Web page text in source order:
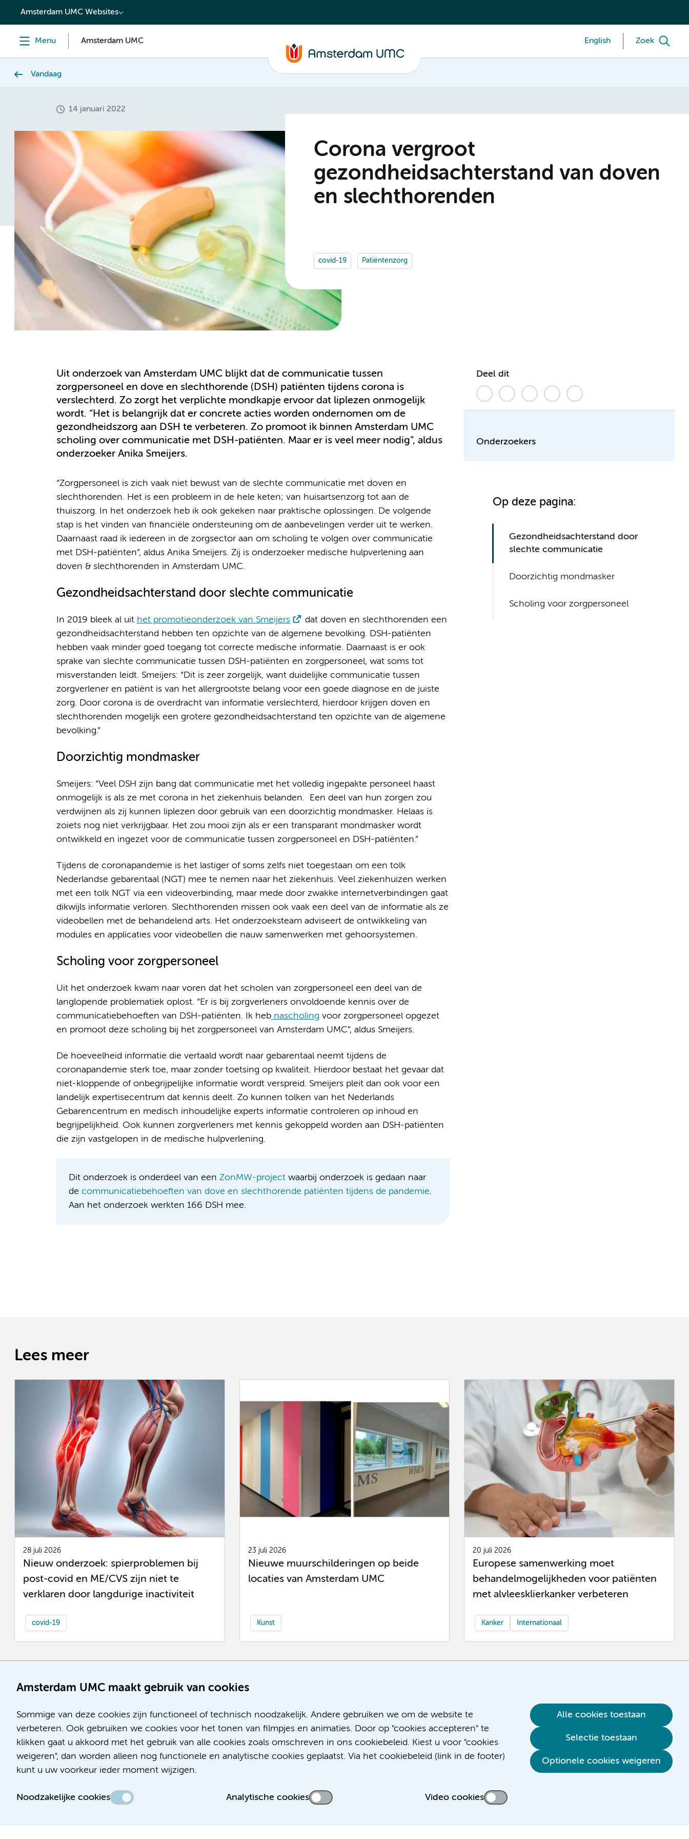
content
Amsterdam UMC maakt gebruik van cookies
Sommige van deze cookies zijn functioneel of technisch noodzakelijk. Andere gebruiken we om de website te
verbeteren. Ook gebruiken we cookies voor het tonen van filmpjes en animaties. Door op "cookies accepteren" te
klikken gaat u akkoord met het gebruik van alle cookies zoals omschreven in ons cookiebeleid. Kiest u voor "cookies
weigeren", dan worden alleen nog functionele en analytische cookies geplaatst. Via het cookiebeleid (link in de footer)
kunt u uw voorkeur ieder moment wijzigen.
Noodzakelijke cookies Analytische cookies Video cookies
Alle cookies toestaan
Selectie toestaan
Optionele cookies weigeren
Amsterdam UMC Websites
Menu Amsterdam UMC English Zoek
Vandaag
14 januari 2022
Corona vergroot
gezondheidsachterstand van doven
en slechthorenden
covid-19 Patiëntenzorg
Uit onderzoek van Amsterdam UMC blijkt dat de communicatie tussen
zorgpersoneel en dove en slechthorende (DSH) patiënten tijdens corona is
verslechterd. Zo zorgt het verplichte mondkapje ervoor dat liplezen onmogelijk
wordt. “Het is belangrijk dat er concrete acties worden ondernomen om de
gezondheidszorg aan DSH te verbeteren. Zo promoot ik binnen Amsterdam UMC
scholing over communicatie met DSH-patiënten. Maar er is veel meer nodig”, aldus
onderzoeker Anika Smeijers.
“Zorgpersoneel is zich vaak niet bewust van de slechte communicatie met doven en
slechthorenden. Het is een probleem in de hele keten; van huisartsenzorg tot aan de
thuiszorg. In het onderzoek heb ik ook gekeken naar praktische oplossingen. De volgende
stap is het vinden van financiële ondersteuning om de aanbevelingen verder uit te werken.
Daarnaast raad ik iedereen in de zorgsector aan om scholing te volgen over communicatie
met DSH-patiënten”, aldus Anika Smeijers. Zij is onderzoeker medische hulpverlening aan
doven & slechthorenden in Amsterdam UMC.
Gezondheidsachterstand door slechte communicatie
In 2019 bleek al uit het promotieonderzoek van Smeijers
dat doven en slechthorenden een
gezondheidsachterstand hebben ten opzichte van de algemene bevolking. DSH-patiënten
hebben vaak minder goed toegang tot correcte medische informatie. Daarnaast is er ook
sprake van slechte communicatie tussen DSH-patiënten en zorgpersoneel, wat soms tot
misverstanden leidt. Smeijers: “Dit is zeer zorgelijk, want duidelijke communicatie tussen
zorgverlener en patiënt is van het allergrootste belang voor een goede diagnose en de juiste
zorg. Door corona is de overdracht van informatie verslechterd, hierdoor krijgen doven en
slechthorenden mogelijk een grotere gezondheidsachterstand ten opzichte van de algemene
bevolking.”
Doorzichtig mondmasker
Smeijers: “Veel DSH zijn bang dat communicatie met het volledig ingepakte personeel haast
onmogelijk is als ze met corona in het ziekenhuis belanden. Een deel van hun zorgen zou
verdwijnen als zij kunnen liplezen door gebruik van een doorzichtig mondmasker. Helaas is
zoiets nog niet verkrijgbaar. Het zou mooi zijn als er een transparant mondmasker wordt
ontwikkeld en ingezet voor de communicatie tussen zorgpersoneel en DSH-patiënten.”
Tijdens de coronapandemie is het lastiger of soms zelfs niet toegestaan om een tolk
Nederlandse gebarentaal (NGT) mee te nemen naar het ziekenhuis. Veel ziekenhuizen werken
met een tolk NGT via een videoverbinding, maar mede door zwakke internetverbindingen gaat
dikwijls informatie verloren. Slechthorenden missen ook vaak een deel van de informatie als ze
videobellen met de behandelend arts. Het onderzoeksteam adviseert de ontwikkeling van
modules en applicaties voor videobellen die nauw samenwerken met gehoorsystemen.
Scholing voor zorgpersoneel
Uit het onderzoek kwam naar voren dat het scholen van zorgpersoneel een deel van de
langlopende problematiek oplost. “Er is bij zorgverleners onvoldoende kennis over de
communicatiebehoeften van DSH-patiënten. Ik hebnascholing voor zorgpersoneel opgezet
en promoot deze scholing bij het zorgpersoneel van Amsterdam UMC”, aldus Smeijers.
De hoeveelheid informatie die vertaald wordt naar gebarentaal neemt tijdens de
coronapandemie sterk toe, maar zonder toetsing op kwaliteit. Hierdoor bestaat het gevaar dat
niet-kloppende of onbegrijpelijke informatie wordt verspreid. Smeijers pleit dan ook voor een
landelijk expertisecentrum dat kennis deelt. Zo kunnen tolken van het Nederlands
Gebarencentrum en medisch inhoudelijke experts informatie controleren op inhoud en
begrijpelijkheid. Ook kunnen zorgverleners met kennis gekoppeld worden aan DSH-patiënten
die zijn vastgelopen in de medische hulpverlening.
Dit onderzoek is onderdeel van een ZonMW-projectwaarbij onderzoek is gedaan naar
de communicatiebehoeften van dove en slechthorende patiënten tijdens de pandemie.
Aan het onderzoek werkten 166 DSH mee.
Deel dit
Onderzoekers
Op deze pagina:
Gezondheidsachterstand door
slechte communicatie
Doorzichtig mondmasker
Scholing voor zorgpersoneel
Lees meer
28 juli 2026
Nieuw onderzoek: spierproblemen bij
post-covid en ME/CVS zijn niet te
verklaren door langdurige inactiviteit
covid-19
23 juli 2026
Nieuwe muurschilderingen op beide
locaties van Amsterdam UMC
Kunst
20 juli 2026
Europese samenwerking moet
behandelmogelijkheden voor patiënten
met alvleesklierkanker verbeteren
Kanker Internationaal